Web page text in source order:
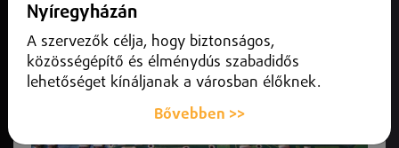
Nyíregyházán
A szervezők célja, hogy biztonságos,
közösségépítő és élménydús szabadidős
lehetőséget kínáljanak a városban élőknek.
Bővebben >>